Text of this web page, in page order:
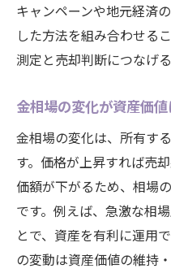
金価値測定前に
点
金相場を反映し
大府市での金価
安心して進める
金相場変動から読
金相場の動きを
大府市で金相場
相場変動を味方
キャンペーンや地元経済
した方法を組み合わせる
測定と売却判断につなげ
金相場の変化が資産価
金相場の変化は、所有す
す。価格が上昇すれば売
価額が下がるため、相場
です。例えば、急激な相
とで、資産を有利に運用
の変動は資産価値の維持